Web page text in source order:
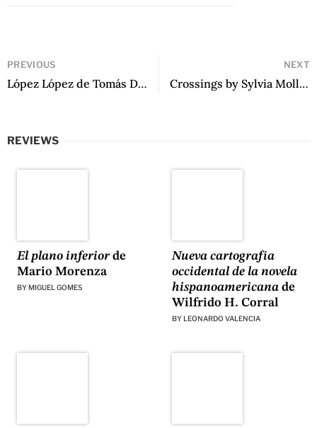
PREVIOUS
López López de Tomás Downey
NEXT
Crossings by Sylvia Molloy, edited by Diana Taylor
REVIEWS
El plano inferiorde
Mario Morenza
BY MIGUEL GOMES
Nueva cartografía
occidental de la novela
hispanoamericanade
Wilfrido H. Corral
BY LEONARDO VALENCIA